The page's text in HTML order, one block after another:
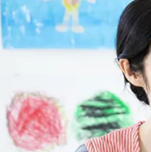
日以内
対応なし
者歓迎